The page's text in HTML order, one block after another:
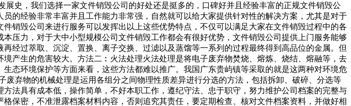
史，我们选择一家文件销毁公司的好处还是挺多的，口碑好并且经验丰富的正规文件销毁公
的经验非常丰富并且工作能力非常强，自然就可以给大家提供针对性的解决方案，尤其是对于
销毁公司来进行服务可以发挥出以上这些优势特点，不仅可以满足大家在文件销毁过程中的各
压力，对于大中小型规模公司文件销毁工作都会有很好优势，文件销毁公司提供上门服务能够
经过萃取、沉淀、置换、离子交换、过滤以及蒸馏等一系列的过程最终得到高品位的金属。但
产生的危害较大。方法二︰火法处理火法处理是将电子废弃物焚烧、熔炼、烧结、熔融等，去
态环境保护等方面来看，这些方法都难以推广。我国广东贵屿镇等采取的就是这两种对环境危
弃物的机械处理是运用各组分之间物理性质差异进行分选的方法，包括拆卸、破碎、分选等
法具有成本低，操作简单，不好本职工作，遵纪守法、忠于职守，努力维护公司档案的完整与
保密，不准泄露档案材料内容，否则追究其责任，要定期检查、核对文件档案资料，并做好相